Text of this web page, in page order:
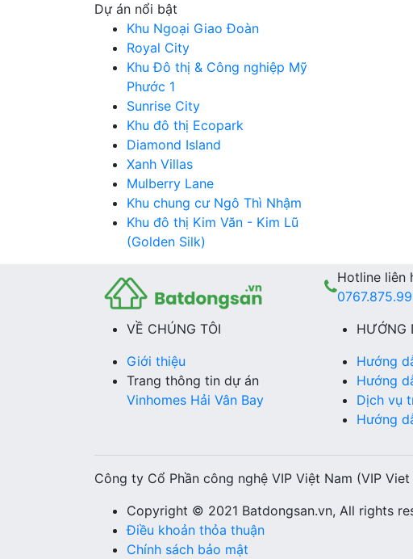
Dự án nổi bật
Khu Ngoại Giao Đoàn
Royal City
Khu Đô thị & Công nghiệp Mỹ
Phước 1
Sunrise City
Khu đô thị Ecopark
Diamond Island
Xanh Villas
Mulberry Lane
Khu chung cư Ngô Thì Nhậm
Khu đô thị Kim Văn - Kim Lũ
(Golden Silk)
Hotline liên
VỀ CHÚNG TÔI
Giới thiệu
Trang thông tin dự án
Vinhomes Hải Vân Bay
HƯỚNG
Hướng
Hướng
Dịch vụ
Hướng
Công ty Cổ Phần công nghệ VIP Việt Nam (VIP Viet
Copyright © 2021 Batdongsan.vn, All rights
Điều khoản thỏa thuận
Chính sách bảo mật